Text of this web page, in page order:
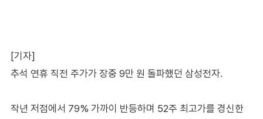
[기자]
추석 연휴 직전 주가가 장중 9만 원 돌파했던 삼성전자.
작년 저점에서 79% 가까이 반등하며 52주 최고가를 경신한